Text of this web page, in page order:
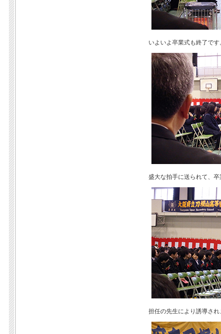
いよいよ卒業式も終了です
盛大な拍手に送られて、
担任の先生により誘導さ